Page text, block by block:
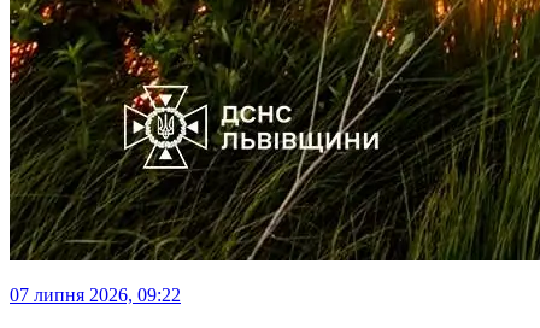
07 липня 2026, 09:22